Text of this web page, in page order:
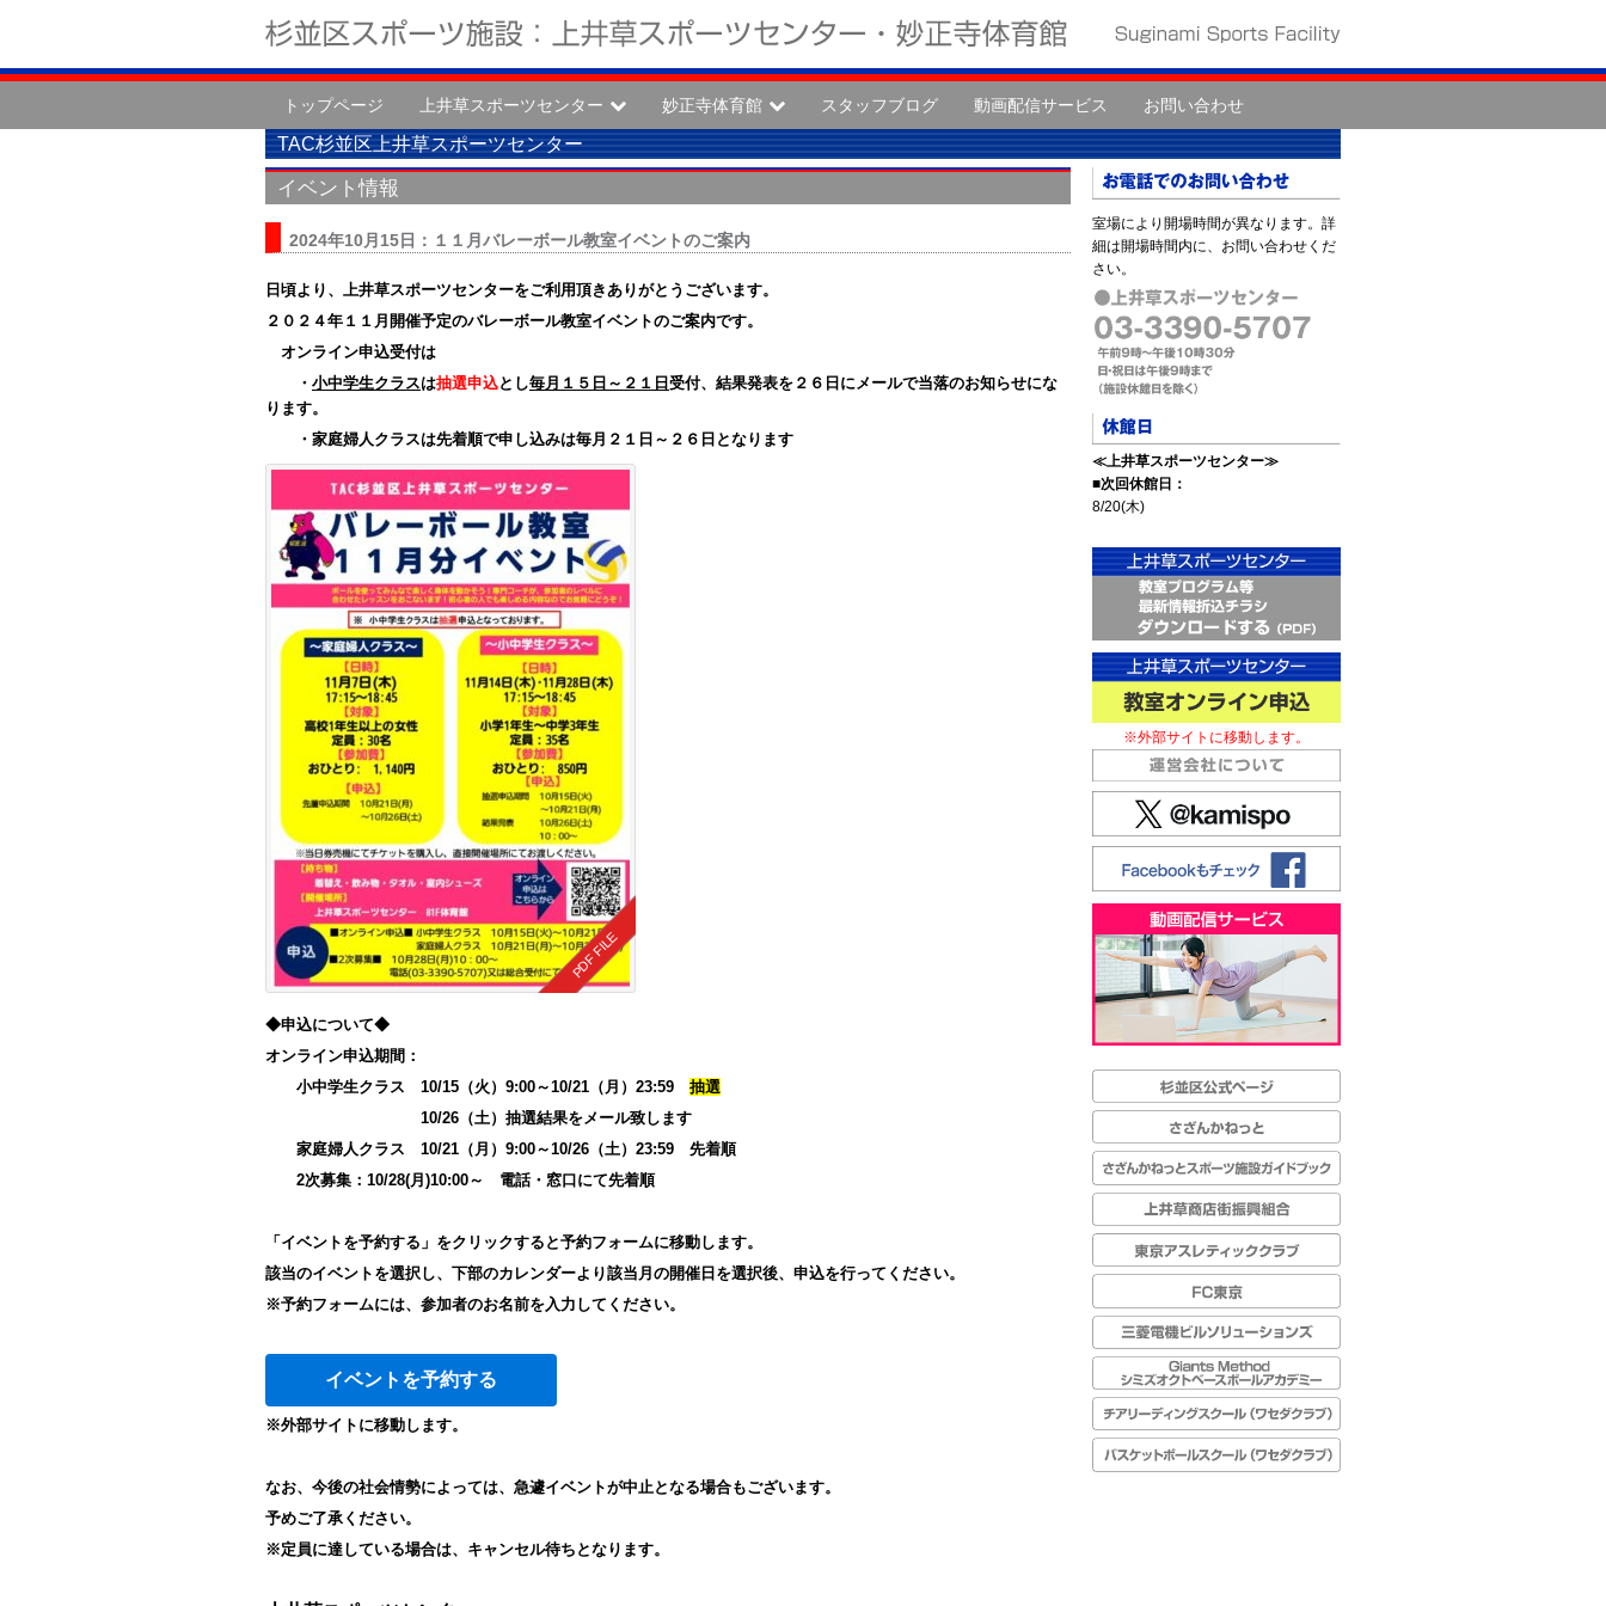
トップページ 上井草スポーツセンター 妙正寺体育館 スタッフブログ 動画配信サービス お問い合わせ
TAC杉並区上井草スポーツセンター
イベント情報
2024年10月15日：１１月バレーボール教室イベントのご案内
日頃より、上井草スポーツセンターをご利用頂きありがとうございます。
２０２４年１１月開催予定のバレーボール教室イベントのご案内です。
オンライン申込受付は
・ 小中学生クラスは抽選申込とし毎月１５日～２１日 受付、結果発表を２６日にメールで当落のお知らせにな
ります。
・家庭婦人クラスは先着順で申し込みは毎月２１日～２６日となります
◆申込について◆
オンライン申込期間：
小中学生クラス 10/15（火）9:00～10/21（月）23:59 抽選
10/26（土）抽選結果をメール致します
家庭婦人クラス 10/21（月）9:00～10/26（土）23:59 先着順
2次募集：10/28(月)10:00～ 電話・窓口にて先着順
「イベントを予約する」をクリックすると予約フォームに移動します。
該当のイベントを選択し、下部のカレンダーより該当月の開催日を選択後、申込を行ってください。
※予約フォームには、参加者のお名前を入力してください。
イベントを予約する
※外部サイトに移動します。
なお、今後の社会情勢によっては、急遽イベントが中止となる場合もございます。
予めご了承ください。
※定員に達している場合は、キャンセル待ちとなります。
室場により開場時間が異なります。詳
細は開場時間内に、お問い合わせくだ
さい。
≪上井草スポーツセンター≫
■次回休館日：
8/20(木)
※外部サイトに移動します。